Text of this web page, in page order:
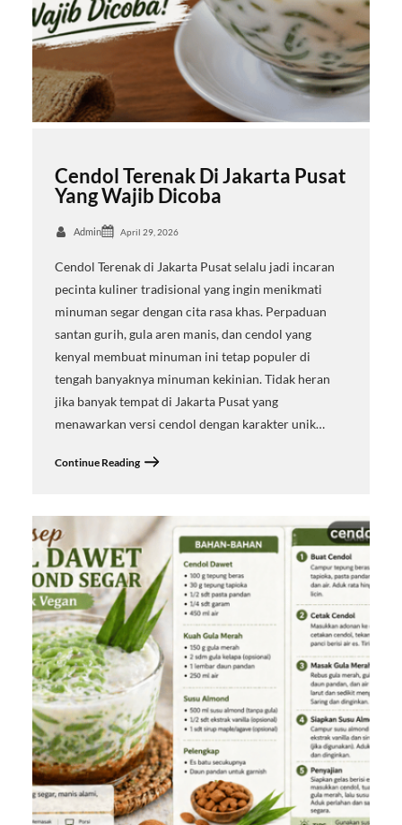
Cendol Terenak Di Jakarta Pusat
Yang Wajib Dicoba
Admin April 29, 2026
Cendol Terenak di Jakarta Pusat selalu jadi incaran
pecinta kuliner tradisional yang ingin menikmati
minuman segar dengan cita rasa khas. Perpaduan
santan gurih, gula aren manis, dan cendol yang
kenyal membuat minuman ini tetap populer di
tengah banyaknya minuman kekinian. Tidak heran
jika banyak tempat di Jakarta Pusat yang
menawarkan versi cendol dengan karakter unik…
Continue Reading